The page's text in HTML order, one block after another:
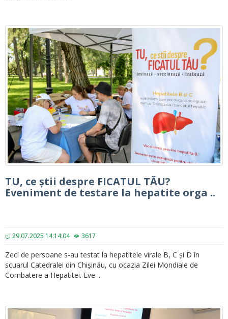
TU, ce știi despre FICATUL TĂU?
Eveniment de testare la hepatite orga ..
29.07.2025 14:14:04 3617
Zeci de persoane s-au testat la hepatitele virale B, C și D în
scuarul Catedralei din Chișinău, cu ocazia Zilei Mondiale de
Combatere a Hepatitei. Eve ..